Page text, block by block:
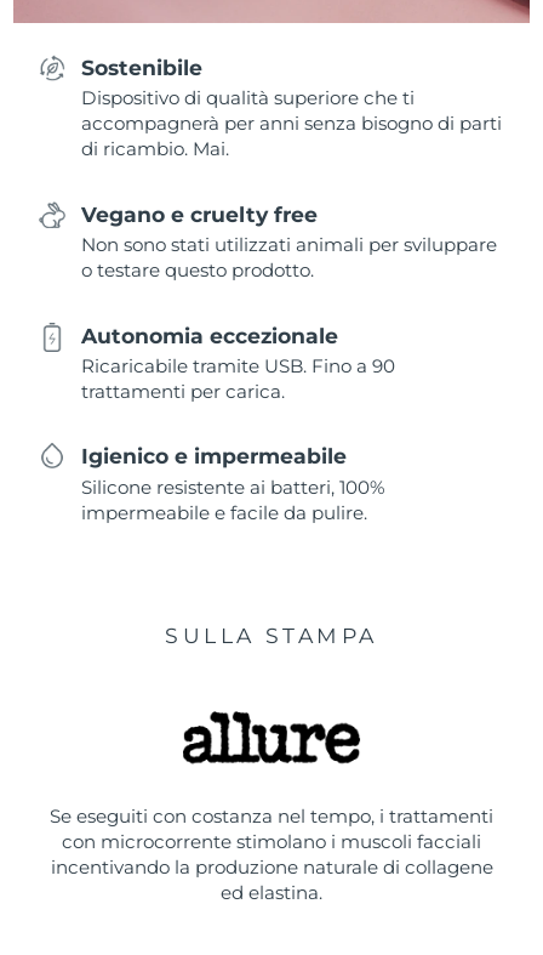
Sostenibile
Dispositivo di qualità superiore che ti
accompagnerà per anni senza bisogno di parti
di ricambio. Mai.
Vegano e cruelty free
Non sono stati utilizzati animali per sviluppare
o testare questo prodotto.
Autonomia eccezionale
Ricaricabile tramite USB. Fino a 90
trattamenti per carica.
Igienico e impermeabile
Silicone resistente ai batteri, 100%
impermeabile e facile da pulire.
SULLA STAMPA
Se eseguiti con costanza nel tempo, i trattamenti
con microcorrente stimolano i muscoli facciali
incentivando la produzione naturale di collagene
ed elastina.